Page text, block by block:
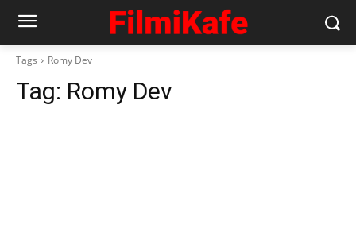
Tags Romy Dev
Tag: Romy Dev